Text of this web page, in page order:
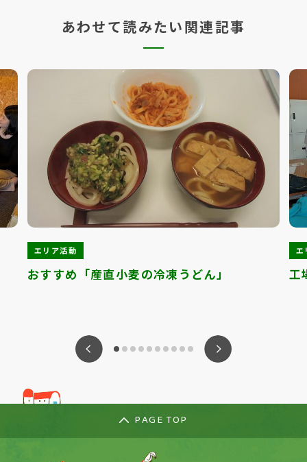
あわせて読みたい関連記事
エリア活動
おすすめ「産直小麦の冷凍うどん」
エ
工
PAGE TOP